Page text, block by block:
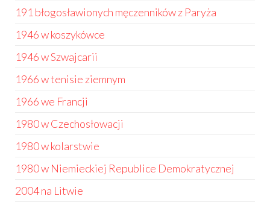
191 błogosławionych męczenników z Paryża
1946 w koszykówce
1946 w Szwajcarii
1966 w tenisie ziemnym
1966 we Francji
1980 w Czechosłowacji
1980 w kolarstwie
1980 w Niemieckiej Republice Demokratycznej
2004 na Litwie